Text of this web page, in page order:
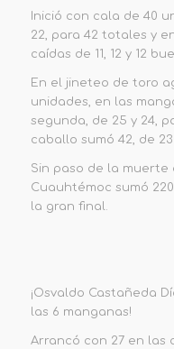
Inició con cala de 40
22, para 42 totales y
caídas de 11, 12 y 12
En el jineteo de toro
unidades, en las
segunda, de 25 y 24,
caballo sumó 42, de 23
Sin paso de la
Cuauhtémoc sumó
la gran final.
¡Osvaldo Castañeda
las 6 manganas!
Arrancó con 27 en las